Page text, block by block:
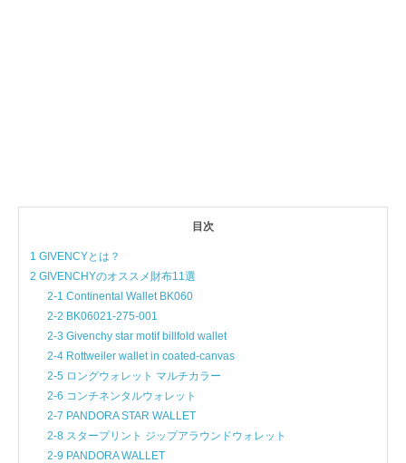
目次
1 GIVENCYとは？
2 GIVENCHYのオススメ財布11選
2-1 Continental Wallet BK060
2-2 BK06021-275-001
2-3 Givenchy star motif billfold wallet
2-4 Rottweiler wallet in coated-canvas
2-5 ロングウォレット マルチカラー
2-6 コンチネンタルウォレット
2-7 PANDORA STAR WALLET
2-8 スタープリント ジップアラウンドウォレット
2-9 PANDORA WALLET